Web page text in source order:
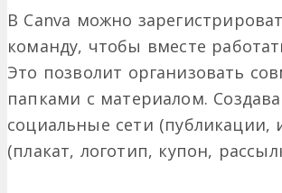
В Canva можно
команду, чтобы вместе
Это позволит организовать
папками с материалом.
социальные сети
(плакат, логотип, купон,